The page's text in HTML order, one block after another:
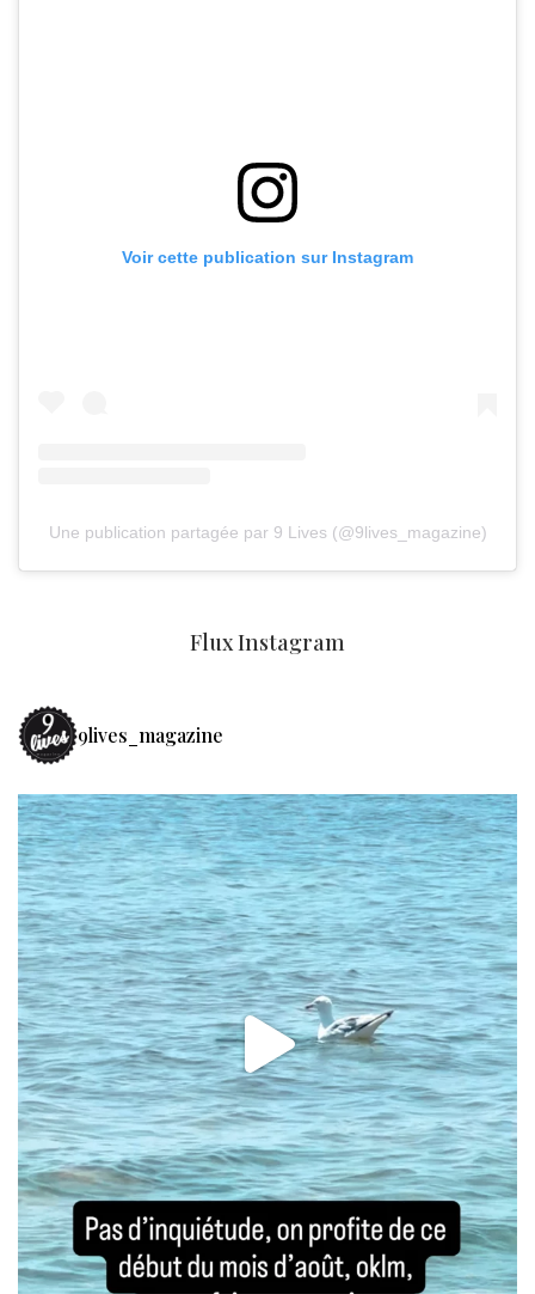
Voir cette publication sur Instagram
Une publication partagée par 9 Lives (@9lives_magazine)
Flux Instagram
9lives_magazine